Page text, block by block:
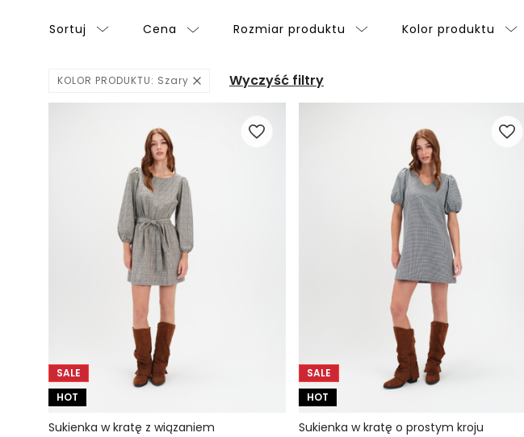
Sortuj Cena Rozmiar produktu Kolor produktu
KOLOR PRODUKTU: Szary Wyczyść filtry
SALE
HOT
Sukienka w kratę z wiązaniem
SALE
HOT
Sukienka w kratę o prostym kroju